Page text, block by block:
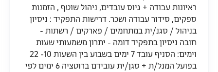
ראיונות עבודה + גיוס עובדים, ניהול שוטף , הזמנות
ספקים, סידור עבודה ושכר. דרישות התפקיד : ניסיון
בניהול / סגנ/ית במתחמים / פארקים / רשתות -
חובה ניסיון בתפקיד דומה - יתרון משמעותי שעות
וימים: הסניף עובד 7 ימים בשבוע בין השעות 10- 22
בפועל המנל/ת + סגן/ית עובידם ברוטציה 6 ימים לפי